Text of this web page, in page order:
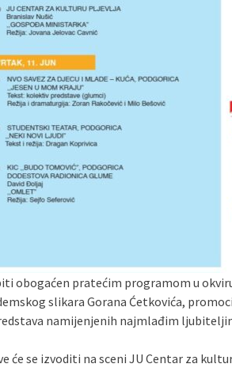
obogaćen pratećim programom u
slikara Gorana Ćetkovića,
namijenjenih najmlađim
će se izvoditi na sceni JU Centar za